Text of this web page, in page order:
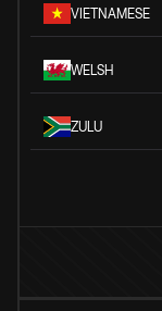
VIETNAMESE
WELSH
ZULU